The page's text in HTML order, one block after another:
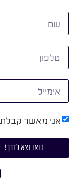
אני מאשר
בואו נצא לדרך!